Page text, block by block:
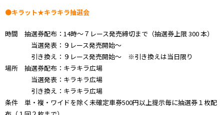
●キラット★キラキラ抽選会
時間 抽選券配布：14時～７レース発売締切まで（抽選券上限 300 本）
当選発表：９レース発売開始～
引き換え：９レース発売開始～ ※引き換えは当日限り
場所 抽選券配布：キラキラ広場
当選発表：キラキラ広場
引き換え：キラキラ広場
条件 単・複・ワイドを除く未確定車券500円以上提示毎に抽選券１枚配